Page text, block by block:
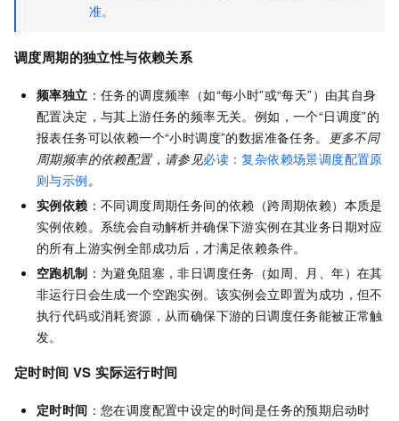
准。
调度周期的独立性与依赖关系
频率独立 ：任务的调度频率（如“每小时”或“每天”）由其自身
配置决定，与其上游任务的频率无关。例如，一个“日调度”的
报表任务可以依赖一个“小时调度”的数据准备任务。
更多不同
周期频率的依赖配置，请参见必读：复杂依赖场景调度配置原
则与示例。
实例依赖 ：不同调度周期任务间的依赖（跨周期依赖）本质是
实例依赖。系统会自动解析并确保下游实例在其业务日期对应
的所有上游实例全部成功后，才满足依赖条件。
空跑机制 ：为避免阻塞，非日调度任务（如周、月、年）在其
非运行日会生成一个空跑实例。该实例会立即置为成功，但不
执行代码或消耗资源，从而确保下游的日调度任务能被正常触
发。
定时时间 VS 实际运行时间
定时时间 ：您在调度配置中设定的时间是任务的预期启动时